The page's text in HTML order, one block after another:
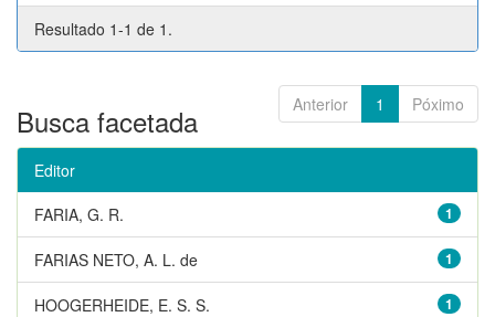
Resultado 1-1 de 1.
Anterior 1 Póximo
Busca facetada
Editor
1
FARIA, G. R.
1
FARIAS NETO, A. L. de
1
HOOGERHEIDE, E. S. S.